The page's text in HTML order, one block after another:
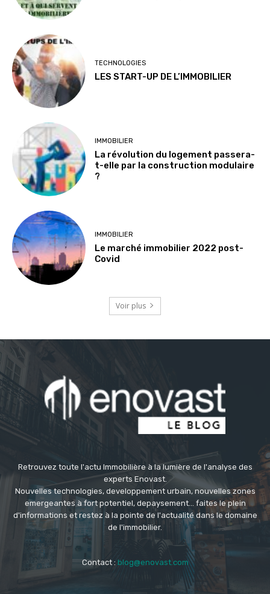
TECHNOLOGIES
LES START-UP DE L’IMMOBILIER
IMMOBILIER
La révolution du logement passera-
t-elle par la construction modulaire
?
IMMOBILIER
Le marché immobilier 2022 post-
Covid
Voir plus
Retrouvez toute l'actu Immobilière à la lumière de l'analyse des
experts Enovast.
Nouvelles technologies, developpement urbain, nouvelles zones
emergeantes à fort potentiel, depaysement... faites le plein
d'informations et restez à la pointe de l'actualité dans le domaine
de l'immobilier.
Contact : blog@enovast.com